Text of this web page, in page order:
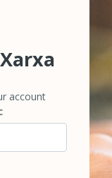
account